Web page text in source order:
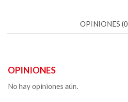
OPINIONES
OPINIONES
No hay opiniones aún.